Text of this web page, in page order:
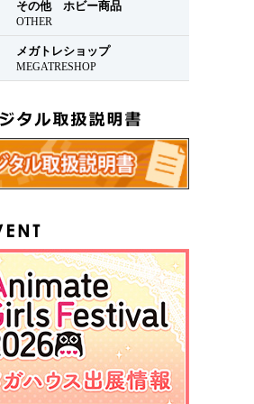
その他 ホビー商品
OTHER
メガトレショップ
MEGATRESHOP